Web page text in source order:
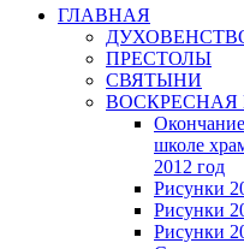
ГЛАВНАЯ
ПРЕСТОЛЫ
СВЯТЫНИ
школе
2012 год
Рисунки
Рисунки
Рисунки